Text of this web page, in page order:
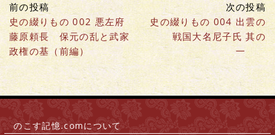
前の投稿
史の綴りもの 002 悪左府
藤原頼長 保元の乱と武家
政権の基（前編）
次の投稿
史の綴りもの 004 出雲の
戦国大名尼子氏 其の
一
のこす記憶.comについて